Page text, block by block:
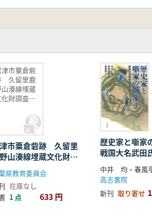
市粟倉砦
久留里鹿
山湊線埋蔵
財調査報
市粟倉砦跡 久留里
山湊線埋蔵文化財調
報告書
県教育委員会
在庫なし
1 点 633 円
歴史家と噺家
戦国大名武田
高志書院
新刊 取り寄せ